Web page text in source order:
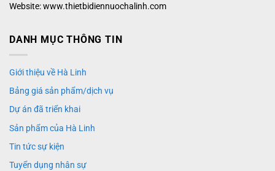
Website: www.thietbidiennuochalinh.com
DANH MỤC THÔNG TIN
Giới thiệu về Hà Linh
Bảng giá sản phẩm/dịch vụ
Dự án đã triển khai
Sản phẩm của Hà Linh
Tin tức sự kiện
Tuyển dụng nhân sự